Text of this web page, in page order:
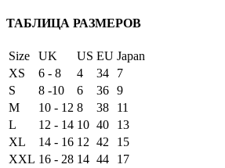
ТАБЛИЦА РАЗМЕРОВ
Size UK US EU Japan
XS
6 - 8 4 34
7
S
8 -10 6 36 9
M
10 - 12 8 38
11
L
12 - 14 10 40
13
XL
14 - 16 12 42
15
XXL 16 - 28 14 44
17